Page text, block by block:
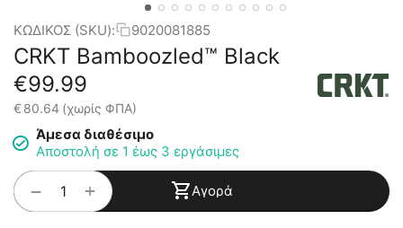
ΚΩΔΙΚΟΣ (SKU): 9020081885
CRKT Bamboozled™ Black
€99.99
€80.64 (χωρίς ΦΠΑ)
Άμεσα διαθέσιμο
Αποστολή σε 1 έως 3 εργάσιμες
+
− Αγορά